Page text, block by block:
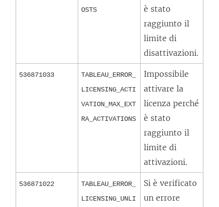
OSTS
è stato
raggiunto il
limite di
disattivazioni.
536871033
TABLEAU_ERROR_
LICENSING_ACTI
VATION_MAX_EXT
RA_ACTIVATIONS
Impossibile
attivare la
licenza perché
è stato
raggiunto il
limite di
attivazioni.
536871022
TABLEAU_ERROR_
LICENSING_UNLI
Si è verificato
un errore